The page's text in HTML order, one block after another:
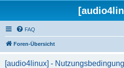
FAQ
Foren-Übersicht
[audio4linux] -